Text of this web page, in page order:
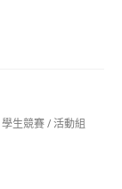
學生競賽/活動組